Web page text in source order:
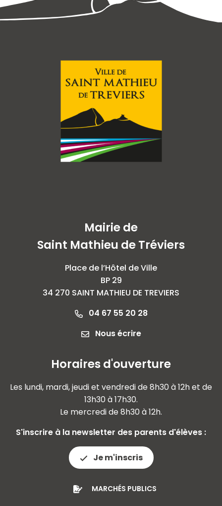
Mairie de
Saint Mathieu de Tréviers
Place de l’Hôtel de Ville
BP 29
34 270 SAINT MATHIEU DE TREVIERS
04 67 55 20 28
Nous écrire
Horaires d'ouverture
Les lundi, mardi, jeudi et vendredi de 8h30 à 12h et de
13h30 à 17h30.
Le mercredi de 8h30 à 12h.
S'inscrire à la newsletter des parents d'élèves :
Je m'inscris
MARCHÉS PUBLICS